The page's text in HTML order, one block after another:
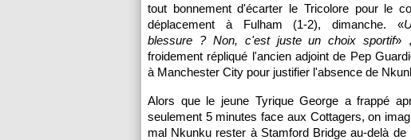
tout bonnement d'écarter le Tricolore pour le
déplacement à Fulham (1-2), dimanche. «
blessure ? Non, c'est juste un choix sportif»
froidement répliqué l'ancien adjoint de Pep
à Manchester City pour justifier l'absence de
Alors que le jeune Tyrique George a frappé
seulement 5 minutes face aux Cottagers, on
mal Nkunku rester à Stamford Bridge au-delà